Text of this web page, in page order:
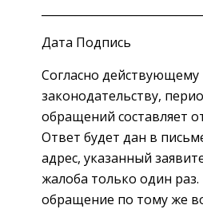
Дата Подпись
Согласно действующему
законодательству,
обращений составляет
Ответ будет дан в
адрес, указанный
жалоба только один
обращение по тому же